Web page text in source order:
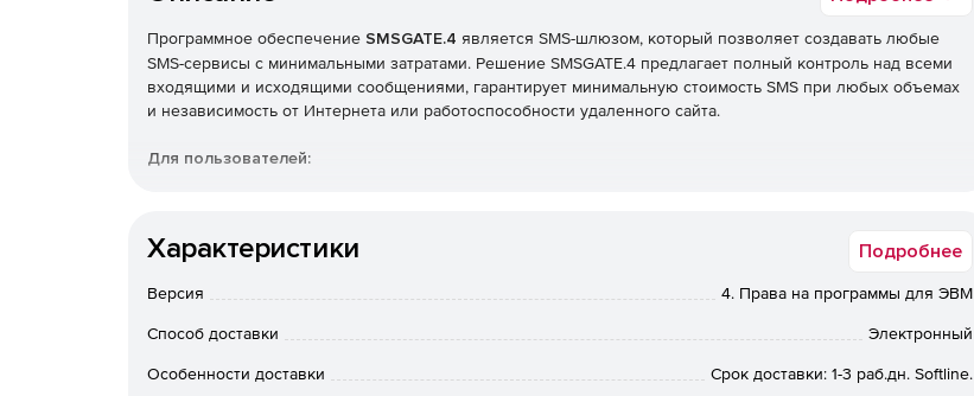
Программное обеспечение SMSGATE.4 является SMS-шлюзом, который позволяет создавать любые
SMS-сервисы с минимальными затратами. Решение SMSGATE.4 предлагает полный контроль над всеми
входящими и исходящими сообщениями, гарантирует минимальную стоимость SMS при любых объемах
и независимость от Интернета или работоспособности удаленного сайта.
Для пользователей:
каждого модуля устройства отдельно.
Поддержка протокола SMPP v3.4 для взаимодействия с SMS центром оператора GSM.
Bluetooth).
Характеристики Подробнее
Версия 4. Права на программы для ЭВМ
Способ доставки Электронный
Особенности доставки Срок доставки: 1-3 раб.дн. Softline.